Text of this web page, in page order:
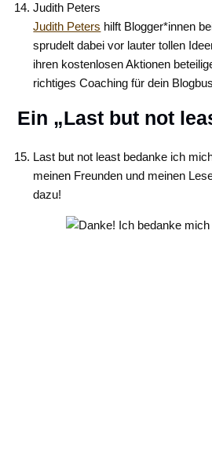
Judith Peters
Judith Peters hilft Blogger*innen
sprudelt dabei vor lauter tollen
ihren kostenlosen Aktionen
richtiges Coaching für dein
Ein „Last but not
Last but not least bedanke ich
meinen Freunden und meinen
dazu!